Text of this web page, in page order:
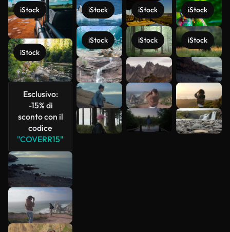
iStock
iStock
Esclusivo:
-15% di
sconto con il
codice
"COVERR15"
iStock
iStock
iStock
iStock
iStock
iStock
Scopri di
più